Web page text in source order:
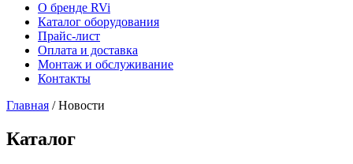
О бренде RVi
Каталог оборудования
Прайс-лист
Оплата и доставка
Монтаж и обслуживание
Контакты
Главная /Новости
Каталог